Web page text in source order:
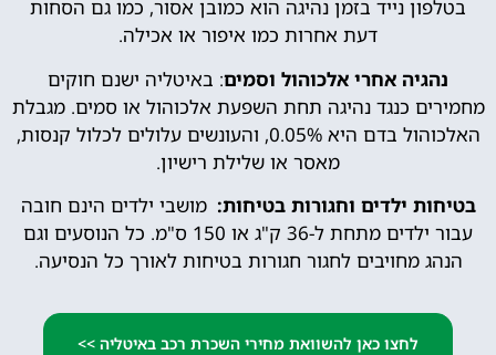
בטלפון נייד בזמן נהיגה הוא כמובן אסור, כמו גם הסחות
דעת אחרות כמו איפור או אכילה.
נהגיה אחרי אלכוהול וסמים: באיטליה ישנם חוקים
מחמירים כנגד נהיגה תחת השפעת אלכוהול או סמים. מגבלת
האלכוהול בדם היא 0.05%, והעונשים עלולים לכלול קנסות,
מאסר או שלילת רישיון.
בטיחות ילדים וחגורות בטיחות:מושבי ילדים הינם חובה
עבור ילדים מתחת ל-36 ק"ג או 150 ס"מ.
כל הנוסעים וגם
הנהג מחויבים לחגור חגורות בטיחות לאורך כל הנסיעה.
לחצו כאן להשוואת מחירי השכרת רכב באיטליה >>